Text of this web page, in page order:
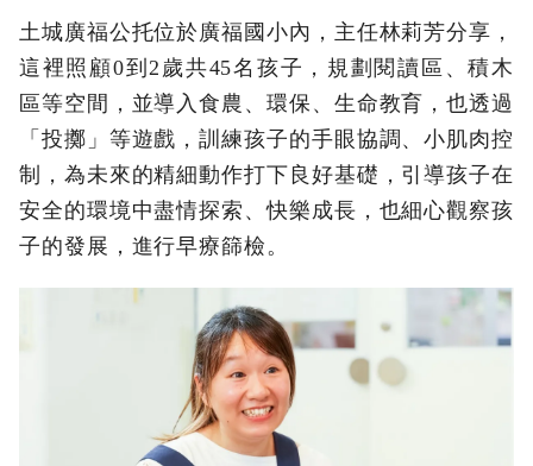
土城廣福公托位於廣福國小內，主任林莉芳分享，
這裡照顧0到2歲共45名孩子，規劃閱讀區、積木
區等空間，並導入食農、環保、生命教育，也透過
「投擲」等遊戲，訓練孩子的手眼協調、小肌肉控
制，為未來的精細動作打下良好基礎，引導孩子在
安全的環境中盡情探索、快樂成長，也細心觀察孩
子的發展，進行早療篩檢。